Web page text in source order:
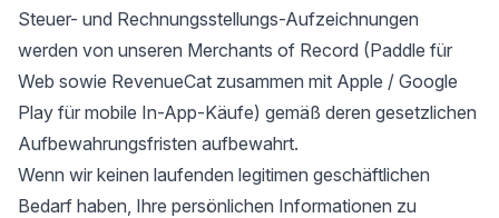
Steuer- und Rechnungsstellungs-Aufzeichnungen
werden von unseren Merchants of Record (Paddle für
Web sowie RevenueCat zusammen mit Apple / Google
Play für mobile In-App-Käufe) gemäß deren gesetzlichen
Aufbewahrungsfristen aufbewahrt.
Wenn wir keinen laufenden legitimen geschäftlichen
Bedarf haben, Ihre persönlichen Informationen zu